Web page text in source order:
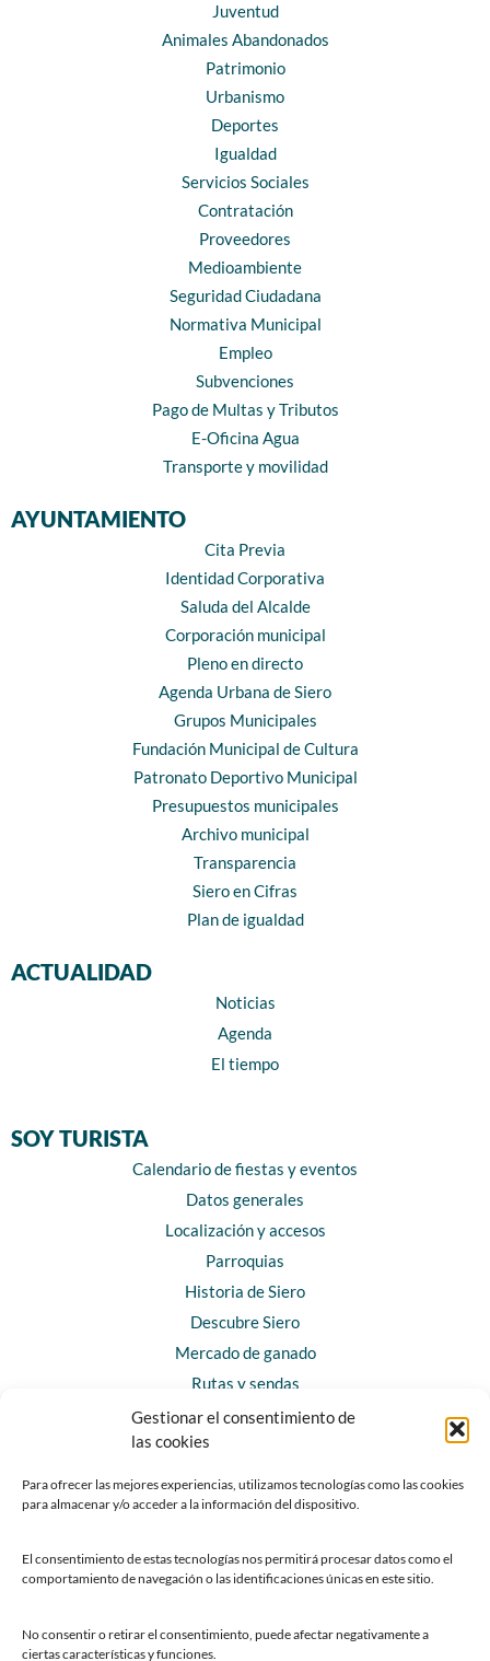
Gestionar el consentimiento de
las cookies
Para ofrecer las mejores experiencias, utilizamos tecnologías como las cookies
para almacenar y/o acceder a la información del dispositivo.
El consentimiento de estas tecnologías nos permitirá procesar datos como el
comportamiento de navegación o las identificaciones únicas en este sitio.
No consentir o retirar el consentimiento, puede afectar negativamente a
ciertas características y funciones.
Juventud
Animales Abandonados
Patrimonio
Urbanismo
Deportes
Igualdad
Servicios Sociales
Contratación
Proveedores
Medioambiente
Seguridad Ciudadana
Normativa Municipal
Empleo
Subvenciones
Pago de Multas y Tributos
E-Oficina Agua
Transporte y movilidad
AYUNTAMIENTO
Cita Previa
Identidad Corporativa
Saluda del Alcalde
Corporación municipal
Pleno en directo
Agenda Urbana de Siero
Grupos Municipales
Fundación Municipal de Cultura
Patronato Deportivo Municipal
Presupuestos municipales
Archivo municipal
Transparencia
Siero en Cifras
Plan de igualdad
ACTUALIDAD
Noticias
Agenda
El tiempo
SOY TURISTA
Calendario de fiestas y eventos
Datos generales
Localización y accesos
Parroquias
Historia de Siero
Descubre Siero
Mercado de ganado
Rutas y sendas
Horarios y contacto
Teléfonos de interés
Chatbot Siero
SEDES ELECTRÓNICAS
Sede del Ayuntamiento de Siero